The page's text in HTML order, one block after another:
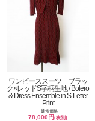
ワンピーススーツ ブラッ
ク×レッドS字柄生地 / Bolero
& Dress Ensemble in S-Letter
Print
通常価格
78,000円(税別)